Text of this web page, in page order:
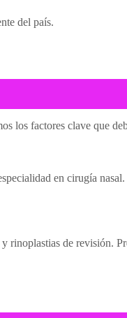
del país.
los factores clave que
en cirugía
rinoplastias de revisión.